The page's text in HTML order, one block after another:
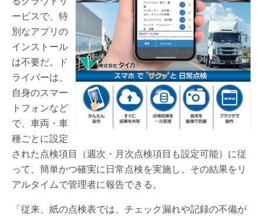
ービスで、特
別なアプリの
インストール
は不要だ。ド
ライバーは、
自身のスマー
トフォンなど
で、車両・車
種ごとに設定
された点検項目（週次・月次点検項目も設定可能）に従
って、簡単かつ確実に日常点検を実施し、その結果をリ
アルタイムで管理者に報告できる。
「従来、紙の点検表では、チェック漏れや記録の不備が